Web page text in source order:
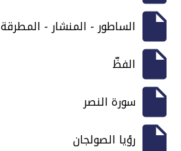
الساطور - المنشار - المطرقة
الفظّ
سورة النصر
رؤيا الصولجان